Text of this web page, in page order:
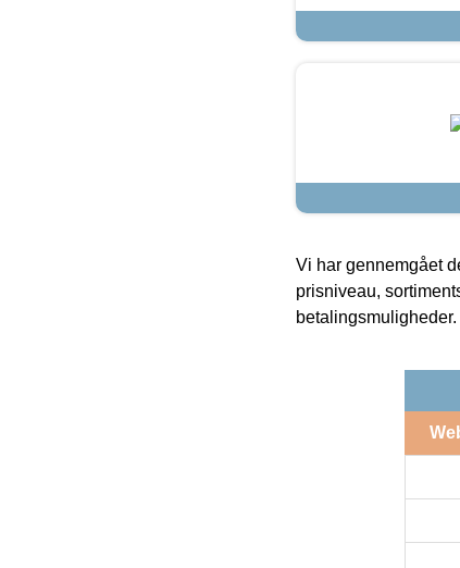
Vi har gennemgået
prisniveau,
betalingsmuligheder.